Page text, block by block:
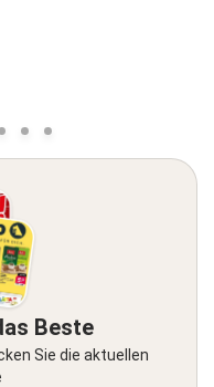
Beste
Sie die aktuellen